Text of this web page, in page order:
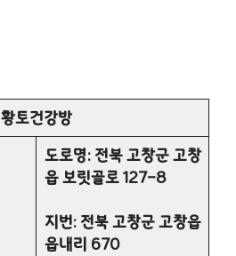
황토건강방
도로명: 전북 고창군 고창
읍 보릿골로 127-8
지번: 전북 고창군 고창읍
읍내리 670